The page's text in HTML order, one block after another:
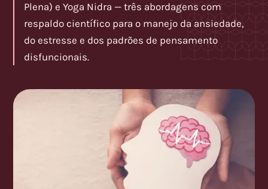
Plena) e Yoga Nidra — três abordagens com
respaldo científico para o manejo da ansiedade,
do estresse e dos padrões de pensamento
disfuncionais.